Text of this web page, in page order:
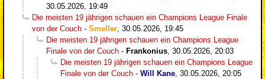
30.05.2026, 19:49
Die meisten 19 jährigen schauen ein Champions League Finale
von der Couch - Smeller 30.05.2026, 19:45
Die meisten 19 jährigen schauen ein Champions League
Finale von der Couch - Frankonius 30.05.2026, 20:03
Die meisten 19 jährigen schauen ein Champions League
Finale von der Couch - Will Kane 30.05.2026, 20:05